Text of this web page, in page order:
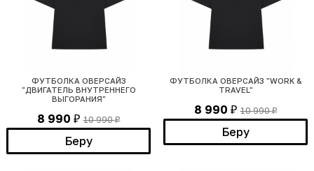
ФУТБОЛКА ОВЕРСАЙЗ
"ДВИГАТЕЛЬ ВНУТРЕННЕГО
ВЫГОРАНИЯ"
8 990 ₽ 10 990₽
Беру
ФУТБОЛКА ОВЕРСАЙЗ "WORK &
TRAVEL"
8 990 ₽ 10 990₽
Беру